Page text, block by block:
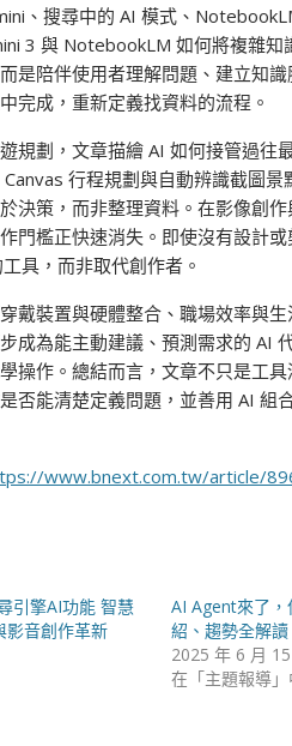
、搜尋中的 AI 模式、
3 與 NotebookLM 如何將複雜
是陪伴使用者理解問題、建立知
完成，重新定義找資料的流程。
規劃，文章描繪 AI 如何接管過
行程規劃與自動辨識截圖
決策，而非整理資料。在影像創
門檻正快速消失。即使沒有設計
具，而非取代創作者。
戴裝置與硬體整合、職場效率與
成為能主動建議、預測需求的 AI
操作。總結而言，文章不只是工
否能清楚定義問題，並善用 AI
www.bnext.com.tw/article/
引擎AI功能 智慧
影音創作革新
AI Agent來了
紹、趨勢全解讀
2025 年 6 月
在「主題報導」